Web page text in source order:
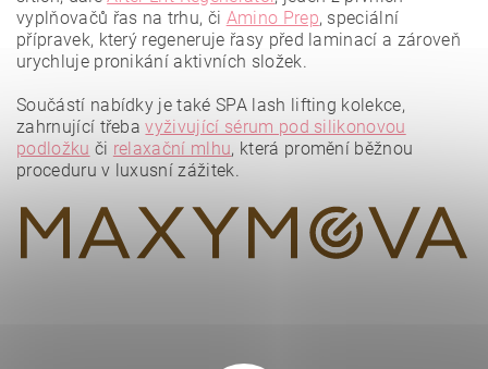
osobních údajů.
vyplňovačů řas na trhu, či Amino Prep, speciální
přípravek, který regeneruje řasy před laminací a zároveň
urychluje pronikání aktivních složek.
Součástí nabídky je také SPA lash lifting kolekce,
zahrnující třebavyživující sérum pod silikonovou
podložku či relaxační mlhu, která promění běžnou
proceduru v luxusní zážitek.